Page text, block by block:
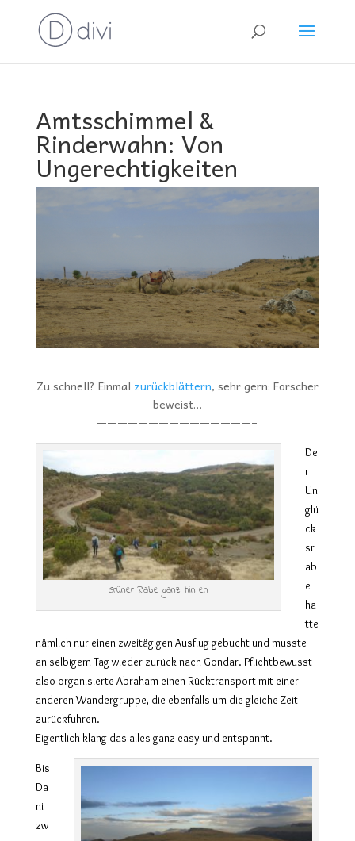
Amtsschimmel &
Rinderwahn: Von
Ungerechtigkeiten
Zu schnell? Einmal zurückblättern, sehr gern: Forscher
beweist…
———————————————–
Grüner Rabe ganz hinten
De
r
Un
glü
ck
sr
ab
e
ha
tte
nämlich nur einen zweitägigen Ausflug gebucht und musste
an selbigem Tag wieder zurück nach Gondar. Pflichtbewusst
also organisierte Abraham einen Rücktransport mit einer
anderen Wandergruppe, die ebenfalls um die gleiche Zeit
zurückfuhren.
Eigentlich klang das alles ganz easy und entspannt.
Bis
Da
ni
zw